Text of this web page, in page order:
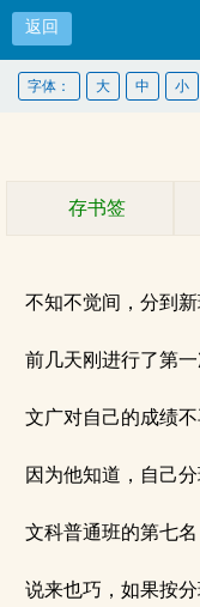
返回
字体： 大 中 小
存书签
不知不觉间，分到新
前几天刚进行了第一
文广对自己的成绩不
因为他知道，自己分
文科普通班的第七名
说来也巧，如果按分